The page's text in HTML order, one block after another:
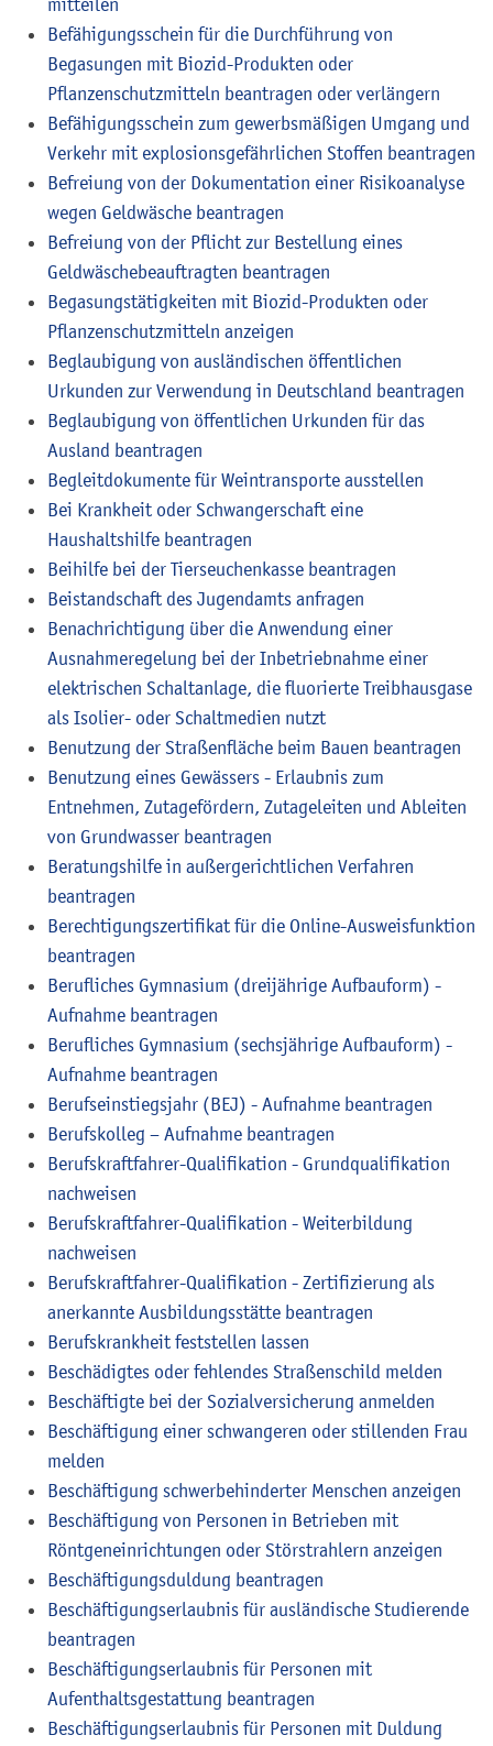
mitteilen
Befähigungsschein für die Durchführung von
Begasungen mit Biozid-Produkten oder
Pflanzenschutzmitteln beantragen oder verlängern
Befähigungsschein zum gewerbsmäßigen Umgang und
Verkehr mit explosionsgefährlichen Stoffen beantragen
Befreiung von der Dokumentation einer Risikoanalyse
wegen Geldwäsche beantragen
Befreiung von der Pflicht zur Bestellung eines
Geldwäschebeauftragten beantragen
Begasungstätigkeiten mit Biozid-Produkten oder
Pflanzenschutzmitteln anzeigen
Beglaubigung von ausländischen öffentlichen
Urkunden zur Verwendung in Deutschland beantragen
Beglaubigung von öffentlichen Urkunden für das
Ausland beantragen
Begleitdokumente für Weintransporte ausstellen
Bei Krankheit oder Schwangerschaft eine
Haushaltshilfe beantragen
Beihilfe bei der Tierseuchenkasse beantragen
Beistandschaft des Jugendamts anfragen
Benachrichtigung über die Anwendung einer
Ausnahmeregelung bei der Inbetriebnahme einer
elektrischen Schaltanlage, die fluorierte Treibhausgase
als Isolier- oder Schaltmedien nutzt
Benutzung der Straßenfläche beim Bauen beantragen
Benutzung eines Gewässers - Erlaubnis zum
Entnehmen, Zutagefördern, Zutageleiten und Ableiten
von Grundwasser beantragen
Beratungshilfe in außergerichtlichen Verfahren
beantragen
Berechtigungszertifikat für die Online-Ausweisfunktion
beantragen
Berufliches Gymnasium (dreijährige Aufbauform) -
Aufnahme beantragen
Berufliches Gymnasium (sechsjährige Aufbauform) -
Aufnahme beantragen
Berufseinstiegsjahr (BEJ) - Aufnahme beantragen
Berufskolleg – Aufnahme beantragen
Berufskraftfahrer-Qualifikation - Grundqualifikation
nachweisen
Berufskraftfahrer-Qualifikation - Weiterbildung
nachweisen
Berufskraftfahrer-Qualifikation - Zertifizierung als
anerkannte Ausbildungsstätte beantragen
Berufskrankheit feststellen lassen
Beschädigtes oder fehlendes Straßenschild melden
Beschäftigte bei der Sozialversicherung anmelden
Beschäftigung einer schwangeren oder stillenden Frau
melden
Beschäftigung schwerbehinderter Menschen anzeigen
Beschäftigung von Personen in Betrieben mit
Röntgeneinrichtungen oder Störstrahlern anzeigen
Beschäftigungsduldung beantragen
Beschäftigungserlaubnis für ausländische Studierende
beantragen
Beschäftigungserlaubnis für Personen mit
Aufenthaltsgestattung beantragen
Beschäftigungserlaubnis für Personen mit Duldung